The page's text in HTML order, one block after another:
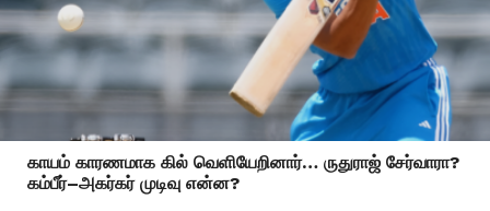
காயம் காரணமாக கில் வெளியேறினார்… ருதுராஜ் சேர்வாரா?
கம்பீர்–அகர்கர் முடிவு என்ன?